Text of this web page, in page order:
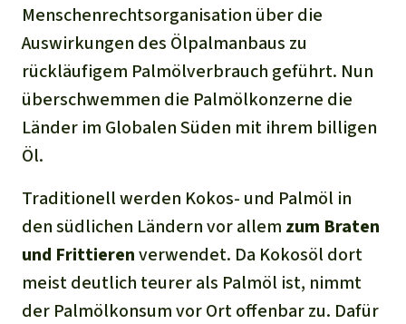
Menschenrechtsorganisation über die
Auswirkungen des Ölpalmanbaus zu
rückläufigem Palmölverbrauch geführt. Nun
überschwemmen die Palmölkonzerne die
Länder im Globalen Süden mit ihrem billigen
Öl.
Traditionell werden Kokos- und Palmöl in
den südlichen Ländern vor allem zum Braten
und Frittierenverwendet. Da Kokosöl dort
meist deutlich teurer als Palmöl ist, nimmt
der Palmölkonsum vor Ort offenbar zu. Dafür